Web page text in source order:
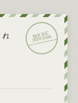
2020-2026
れ